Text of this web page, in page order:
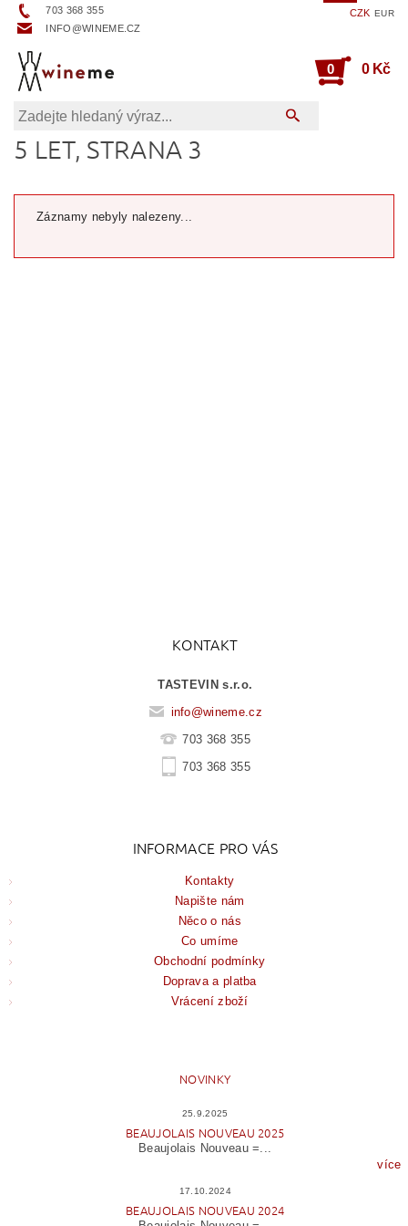
703 368 355
INFO@WINEME.CZ
CZK EUR
0 0 Kč
5 LET, STRANA 3
Záznamy nebyly nalezeny...
KONTAKT
TASTEVIN s.r.o.
info@wineme.cz
703 368 355
703 368 355
INFORMACE PRO VÁS
Kontakty
Napište nám
Něco o nás
Co umíme
Obchodní podmínky
Doprava a platba
Vrácení zboží
NOVINKY
25.9.2025
BEAUJOLAIS NOUVEAU 2025
Beaujolais Nouveau =...
více
17.10.2024
BEAUJOLAIS NOUVEAU 2024